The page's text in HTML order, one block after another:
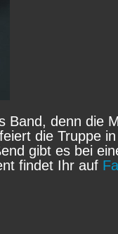
denn die
die Truppe
gibt es bei
findet Ihr auf